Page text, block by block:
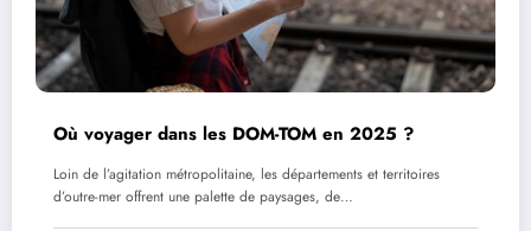
Où voyager dans les DOM-TOM en 2025 ?
Loin de l’agitation métropolitaine, les départements et territoires
d’outre-mer offrent une palette de paysages, de…